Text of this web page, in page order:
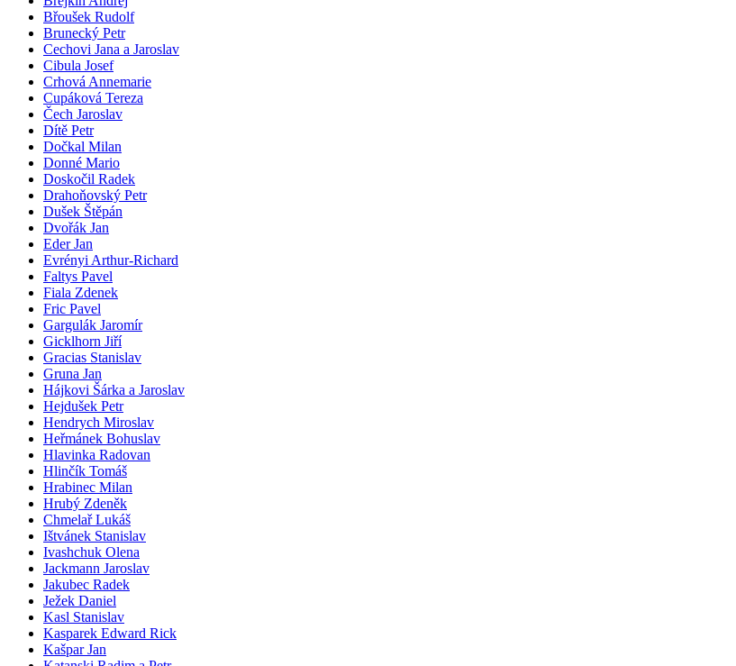
Břoušek Rudolf
Brunecký Petr
Cechovi Jana a Jaroslav
Cibula Josef
Crhová Annemarie
Cupáková Tereza
Čech Jaroslav
Dítě Petr
Dočkal Milan
Donné Mario
Doskočil Radek
Drahoňovský Petr
Dušek Štěpán
Dvořák Jan
Eder Jan
Evrényi Arthur-Richard
Faltys Pavel
Fiala Zdenek
Fric Pavel
Gargulák Jaromír
Gicklhorn Jiří
Gracias Stanislav
Gruna Jan
Hájkovi Šárka a Jaroslav
Hejdušek Petr
Hendrych Miroslav
Heřmánek Bohuslav
Hlavinka Radovan
Hlinčík Tomáš
Hrabinec Milan
Hrubý Zdeněk
Chmelař Lukáš
Ištvánek Stanislav
Ivashchuk Olena
Jackmann Jaroslav
Jakubec Radek
Ježek Daniel
Kasl Stanislav
Kasparek Edward Rick
Kašpar Jan